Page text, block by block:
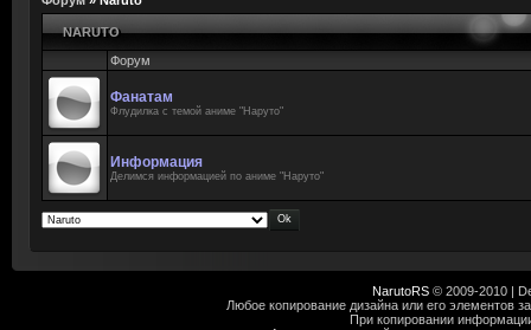
NARUTO
Форум
Фанатам
Флудилка с темой аниме "Наруто"
Информация
Делимся информацией по аниме "Наруто"
NarutoRS© 2009-2010 |
Любое копирование дизайна или его элементов
При копировании